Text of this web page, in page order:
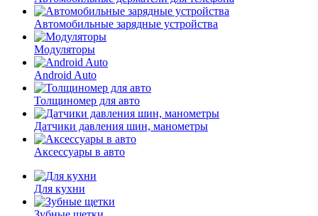
Автомобильные зарядные устройства
Модуляторы
Android Auto
Толщиномер для авто
Датчики давления шин, манометры
Аксессуары в авто
Для кухни